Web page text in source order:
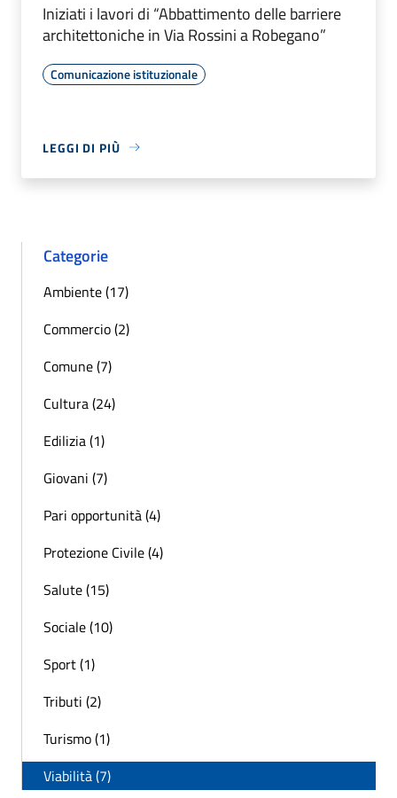
Iniziati i lavori di “Abbattimento delle barriere
architettoniche in Via Rossini a Robegano”
Comunicazione istituzionale
LEGGI DI PIÙ
Categorie
Ambiente (17)
Commercio (2)
Comune (7)
Cultura (24)
Edilizia (1)
Giovani (7)
Pari opportunità (4)
Protezione Civile (4)
Salute (15)
Sociale (10)
Sport (1)
Tributi (2)
Turismo (1)
Viabilità (7)